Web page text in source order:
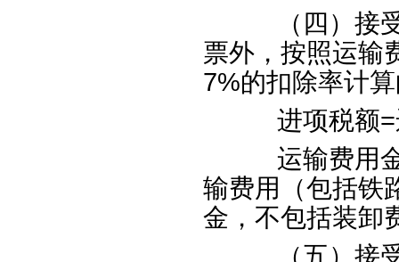
（四）接受
票外，按照运输
7%的扣除率计
进项税额=
运输费用金
输费用（包括铁
金，不包括装卸
（五）接受